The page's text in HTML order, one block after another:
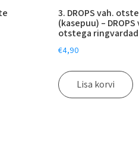
3. DROPS vah.
(kasepuu) –
otstega ringvardad
€4,90
Lisa korvi